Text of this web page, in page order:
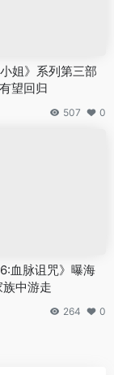
姐》系列第三部
望回归
507 0
6:血脉诅咒》曝海
中游走
264 0